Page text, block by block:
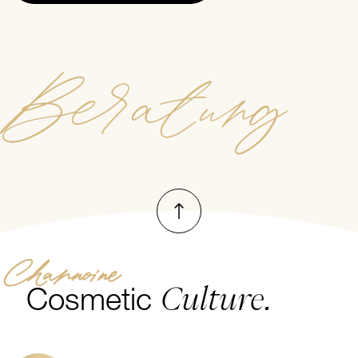
Beratung
Nach oben
Channoine
Cosmetic Culture.